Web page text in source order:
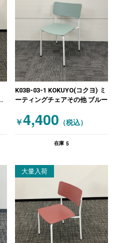
K03B-03-1 KOKUYO(コクヨ) ミ
ーティングチェアその他 ブルー
￥4,400 （税込）
在庫 5
大量入荷